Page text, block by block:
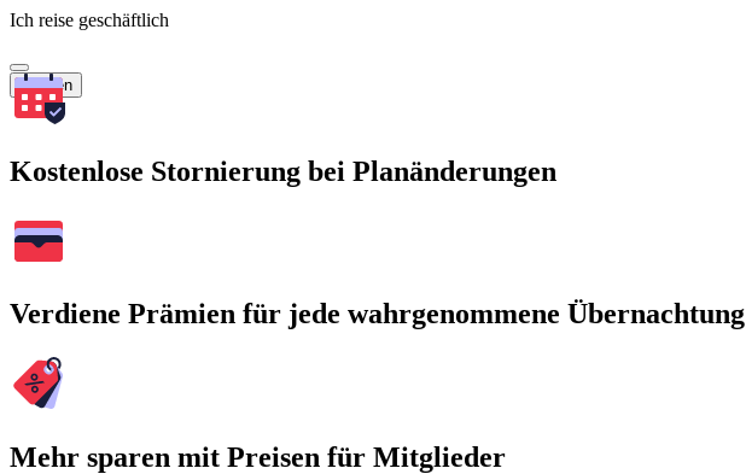
Ich reise geschäftlich
Suchen
Kostenlose Stornierung bei Planänderungen
Verdiene Prämien für jede wahrgenommene Übernachtung
Mehr sparen mit Preisen für Mitglieder